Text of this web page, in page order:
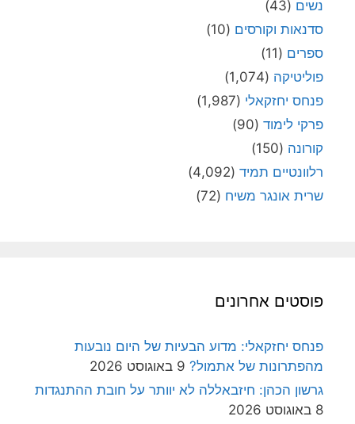
נשים (43)
סדנאות וקורסים (10)
ספרים (11)
פוליטיקה (1,074)
פנחס יחזקאלי (1,987)
פרקי לימוד (90)
קורונה (150)
רלוונטיים תמיד (4,092)
שרית אונגר משיח (72)
פוסטים אחרונים
פנחס יחזקאלי: מדוע הבעיות של היום נובעות
מהפתרונות של אתמול? 9 באוגוסט 2026
גרשון הכהן: חיזבאללה לא יוותר על חובת ההתנגדות
8 באוגוסט 2026